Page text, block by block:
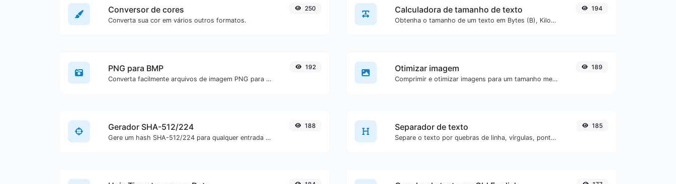
Conversor de cores
Converta sua cor em vários outros formatos.
250 Calculadora de tamanho de texto
Obtenha o tamanho de um texto em Bytes (B), Kilobytes (KB) ou Megabytes (MB).
194
PNG para BMP
Converta facilmente arquivos de imagem PNG para BMP.
192 Otimizar imagem
Comprimir e otimizar imagens para um tamanho menor, mas mantendo alta qualidade.
189
Gerador SHA-512/224
Gere um hash SHA-512/224 para qualquer entrada de texto.
188 Separador de texto
Separe o texto por quebras de linha, vírgulas, pontos...etc.
185